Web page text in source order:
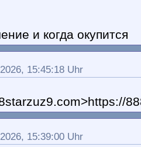
и когда окупится
15:45:18 Uhr
15:39:00 Uhr